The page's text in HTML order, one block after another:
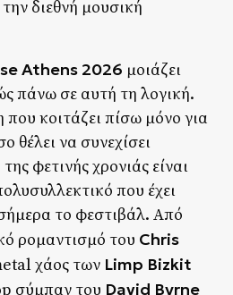
διεθνή μουσική
Athens 2026 μοιάζει
πάνω σε αυτή τη λογική.
κοιτάζει πίσω μόνο για
θέλει να συνεχίσει
φετινής χρονιάς είναι
που έχει
το φεστιβάλ. Από
ρομαντισμό του Chris
χάος των Limp Bizkit
σύμπαν του David Byrne